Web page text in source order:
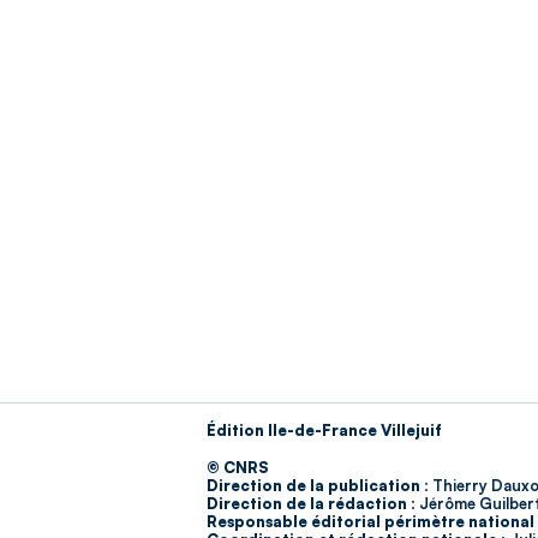
Édition Ile-de-France Villejuif
© CNRS
Direction de la publication : Thierry
Direction de la rédaction : Jérôme
Responsable éditorial périmètre national